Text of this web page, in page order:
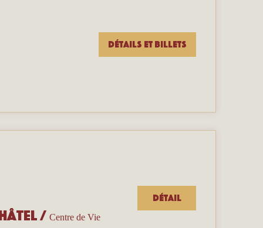
Détails et billets
/ Centre de Vie
Détail